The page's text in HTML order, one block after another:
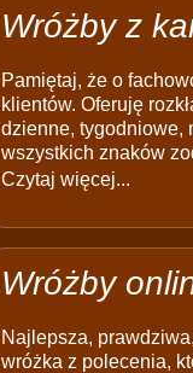
Wróżby z
Pamiętaj, że o
klientów. Oferuję
dzienne, tygodniowe,
wszystkich znaków
Czytaj więcej...
Wróżby
Najlepsza,
wróżka z polecenia,